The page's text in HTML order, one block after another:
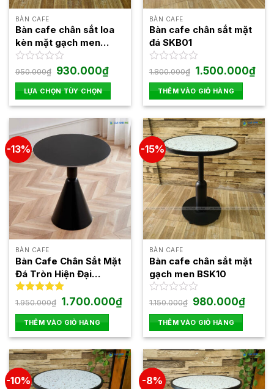
BÀN CAFE
Bàn cafe chân sắt loa
kèn mặt gạch men
BSK05
Được
hạng
0
5
sao
950.000₫ Giá
gốc
là:
950.000₫.
930.000₫Giá
hiện
tại
là:
930.000₫.
LỰA CHỌN TÙY CHỌN
Sản
phẩm
này
có
nhiều
biến
thể.
Các
tùy
chọn
có
thể
được
chọn
trên
trang
phẩm
BÀN CAFE
Bàn cafe chân sắt mặt
đá SKB01
Được
hạng
0
5
sao
1.800.000₫ Giá
gốc
là:
1.800.000₫.
1.500.000₫Giá
hiện
THÊM VÀO GIỎ HÀNG
-13%
BÀN CAFE
Bàn Cafe Chân Sắt Mặt
Đá Tròn Hiện Đại
BST2502
Được xếp
5.00
5 sao
1.950.000₫ Giá
gốc
là:
1.950.000₫.
1.700.000₫Giá
hiện
1.700.000₫.
THÊM VÀO GIỎ HÀNG
-15%
BÀN CAFE
Bàn cafe chân sắt mặt
gạch men BSK10
Được
hạng
0
5
sao
1.150.000₫ Giá
gốc
là:
1.150.000₫.
980.000₫Giá
hiện
THÊM VÀO GIỎ HÀNG
-10% -8%